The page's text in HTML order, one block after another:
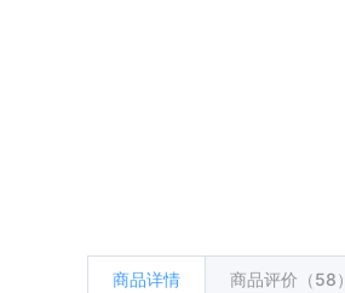
商品详情 商品评价（58）